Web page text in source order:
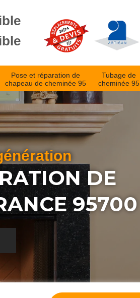
Pose et réparation de
chapeau de cheminée 95
Tubage de
cheminée 95
DE
95700